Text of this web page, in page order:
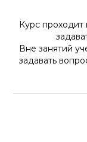
Курс
Вне занятий
задавать